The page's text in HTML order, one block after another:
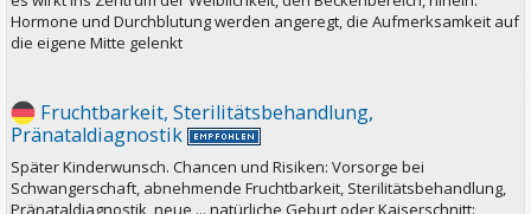
Hormone und Durchblutung werden angeregt, die Aufmerksamkeit auf
die eigene Mitte gelenkt
Fruchtbarkeit, Sterilitätsbehandlung,
Pränataldiagnostik
Später Kinderwunsch. Chancen und Risiken: Vorsorge bei
Schwangerschaft, abnehmende Fruchtbarkeit, Sterilitätsbehandlung,
Pränataldiagnostik, neue ... natürliche Geburt oder Kaiserschnitt: